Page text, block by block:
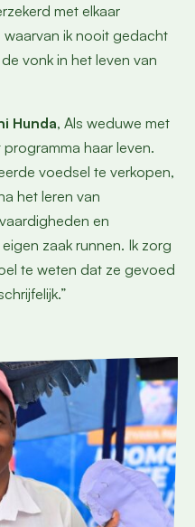
met elkaar
ik nooit gedacht
vonk in het leven van
Hunda, Als weduwe met
haar leven.
voedsel te verkopen,
het leren van
en
zaak runnen. Ik zorg
te weten dat ze gevoed